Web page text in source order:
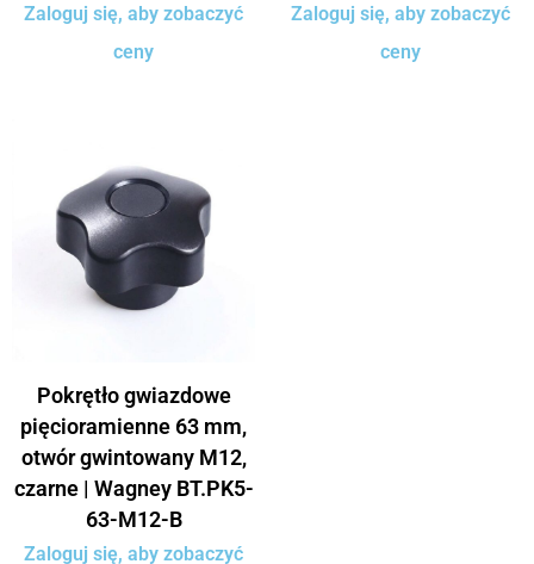
Zaloguj się, aby zobaczyć
ceny
Zaloguj się, aby zobaczyć
ceny
Pokrętło gwiazdowe
pięcioramienne 63 mm,
otwór gwintowany M12,
czarne | Wagney BT.PK5-
63-M12-B
Zaloguj się, aby zobaczyć